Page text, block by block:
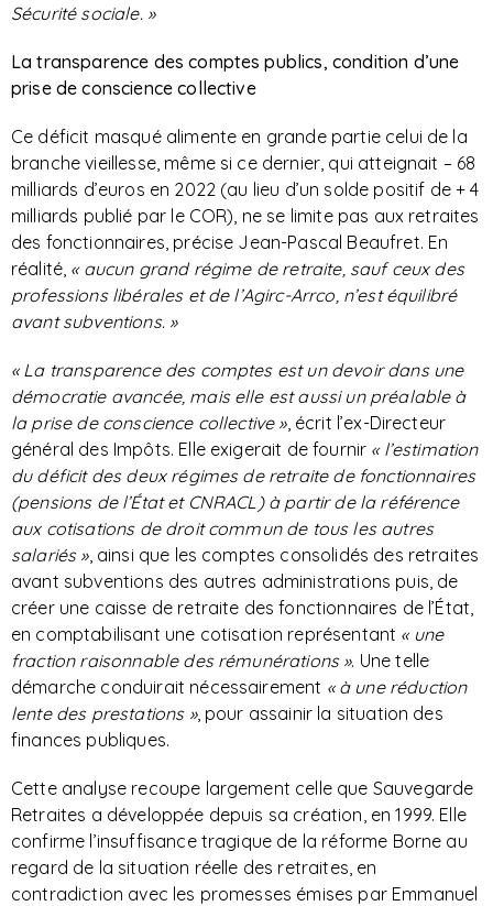
Sécurité sociale. »
La transparence des comptes publics, condition d’une
prise de conscience collective
Ce déficit masqué alimente en grande partie celui de la
branche vieillesse, même si ce dernier, qui atteignait – 68
milliards d’euros en 2022 (au lieu d’un solde positif de + 4
milliards publié par le COR), ne se limite pas aux retraites
des fonctionnaires, précise Jean-Pascal Beaufret. En
réalité, « aucun grand régime de retraite, sauf ceux des
professions libérales et de l’Agirc-Arrco, n’est équilibré
avant subventions. »
« La transparence des comptes est un devoir dans une
démocratie avancée, mais elle est aussi un préalable à
la prise de conscience collective », écrit l’ex-Directeur
général des Impôts. Elle exigerait de fournir « l’estimation
du déficit des deux régimes de retraite de fonctionnaires
(pensions de l’État et CNRACL) à partir de la référence
aux cotisations de droit commun de tous les autres
salariés », ainsi que les comptes consolidés des retraites
avant subventions des autres administrations puis, de
créer une caisse de retraite des fonctionnaires de l’État,
en comptabilisant une cotisation représentant « une
fraction raisonnable des rémunérations ». Une telle
démarche conduirait nécessairement « à une réduction
lente des prestations », pour assainir la situation des
finances publiques.
Cette analyse recoupe largement celle que Sauvegarde
Retraites a développée depuis sa création, en 1999. Elle
confirme l’insuffisance tragique de la réforme Borne au
regard de la situation réelle des retraites, en
contradiction avec les promesses émises par Emmanuel